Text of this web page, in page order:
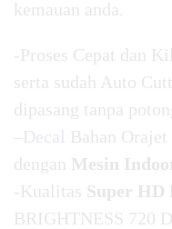
kemauan anda.
-Proses Cepat dan
serta sudah Auto
dipasang tanpa
–Decal Bahan
dengan Mesin
-Kualitas Super
BRIGHTNESS 720